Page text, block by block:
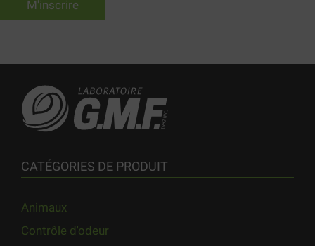
CATÉGORIES DE PRODUIT
Animaux
Contrôle d'odeur